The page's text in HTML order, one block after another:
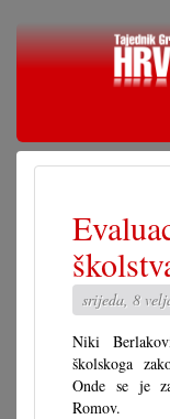
Skoči
srijeda, 8
Niki
školskoga
Onde se je
Romov.